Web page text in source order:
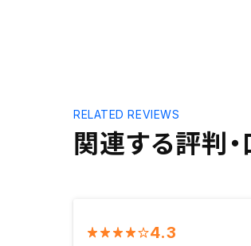
関連する評判
RELATED REVIEWS
4.3